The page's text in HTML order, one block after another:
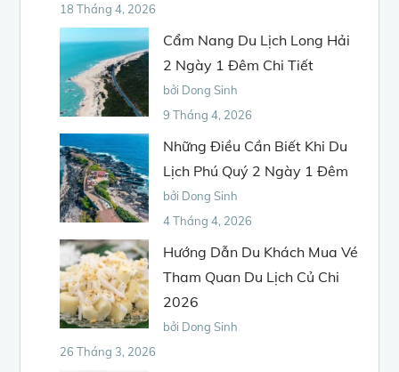
18 Tháng 4, 2026
Cẩm Nang Du Lịch Long Hải
2 Ngày 1 Đêm Chi Tiết
bởi Dong Sinh
9 Tháng 4, 2026
Những Điều Cần Biết Khi Du
Lịch Phú Quý 2 Ngày 1 Đêm
bởi Dong Sinh
4 Tháng 4, 2026
Hướng Dẫn Du Khách Mua Vé
Tham Quan Du Lịch Củ Chi
2026
bởi Dong Sinh
26 Tháng 3, 2026